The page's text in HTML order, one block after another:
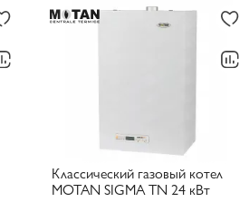
Классический газовый котел
MOTAN SIGMA TN 24 кВт